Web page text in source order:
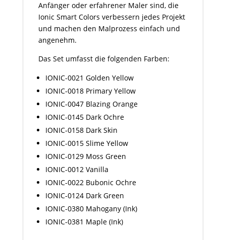
Anfänger oder erfahrener Maler sind, die
Ionic Smart Colors verbessern jedes Projekt
und machen den Malprozess einfach und
angenehm.
Das Set umfasst die folgenden Farben:
IONIC-0021 Golden Yellow
IONIC-0018 Primary Yellow
IONIC-0047 Blazing Orange
IONIC-0145 Dark Ochre
IONIC-0158 Dark Skin
IONIC-0015 Slime Yellow
IONIC-0129 Moss Green
IONIC-0012 Vanilla
IONIC-0022 Bubonic Ochre
IONIC-0124 Dark Green
IONIC-0380 Mahogany (Ink)
IONIC-0381 Maple (Ink)